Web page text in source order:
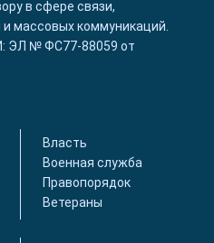
в сфере связи,
массовых коммуникаций.
ЭЛ № ФС77-88059 от
Власть
Военная служба
Правопорядок
Ветераны